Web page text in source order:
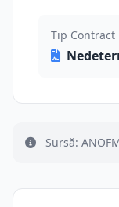
Tip Contract
Sursă: